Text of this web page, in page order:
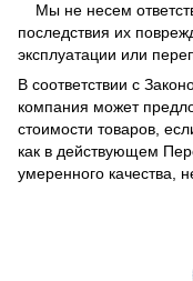
Мы не несем
последствия их
эксплуатации или
В соответствии с
компания может
стоимости товаров,
как в действующем
умеренного качества,